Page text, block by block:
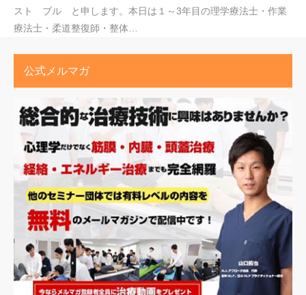
スト ブル と申します。本日は１～3年目の理学療法士・作業
療法士・柔道整復師・整体…
公式メルマガ